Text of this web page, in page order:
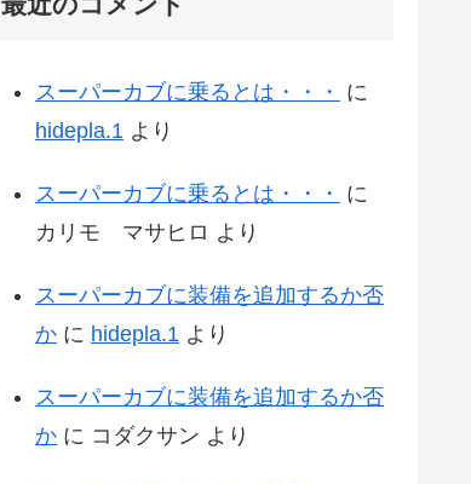
スーパーカブに乗るとは・・・
に
hidepla.1 より
スーパーカブに乗るとは・・・
に
カリモ マサヒロ より
スーパーカブに装備を追加するか否
か に hidepla.1 より
スーパーカブに装備を追加するか否
か に コダクサン より